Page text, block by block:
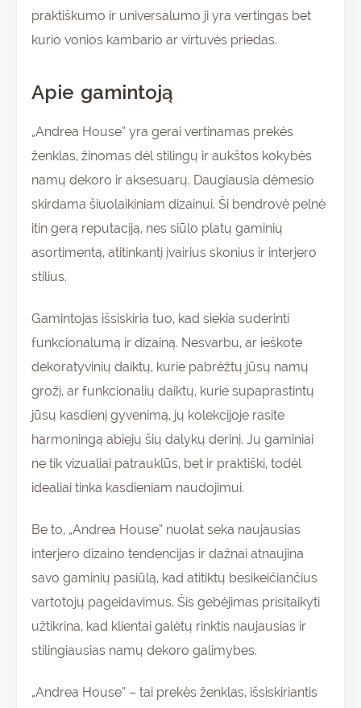
praktiškumo ir universalumo ji yra vertingas bet
kurio vonios kambario ar virtuvės priedas.
Apie gamintoją
„Andrea House” yra gerai vertinamas prekės
ženklas, žinomas dėl stilingų ir aukštos kokybės
namų dekoro ir aksesuarų. Daugiausia dėmesio
skirdama šiuolaikiniam dizainui. Ši bendrovė pelnė
itin gerą reputaciją, nes siūlo platų gaminių
asortimentą, atitinkantį įvairius skonius ir interjero
stilius.
Gamintojas išsiskiria tuo, kad siekia suderinti
funkcionalumą ir dizainą. Nesvarbu, ar ieškote
dekoratyvinių daiktų, kurie pabrėžtų jūsų namų
grožį, ar funkcionalių daiktų, kurie supaprastintų
jūsų kasdienį gyvenimą, jų kolekcijoje rasite
harmoningą abiejų šių dalykų derinį. Jų gaminiai
ne tik vizualiai patrauklūs, bet ir praktiški, todėl
idealiai tinka kasdieniam naudojimui.
Be to, „Andrea House” nuolat seka naujausias
interjero dizaino tendencijas ir dažnai atnaujina
savo gaminių pasiūlą, kad atitiktų besikeičiančius
vartotojų pageidavimus. Šis gebėjimas prisitaikyti
užtikrina, kad klientai galėtų rinktis naujausias ir
stilingiausias namų dekoro galimybes.
„Andrea House” – tai prekės ženklas, išsiskiriantis